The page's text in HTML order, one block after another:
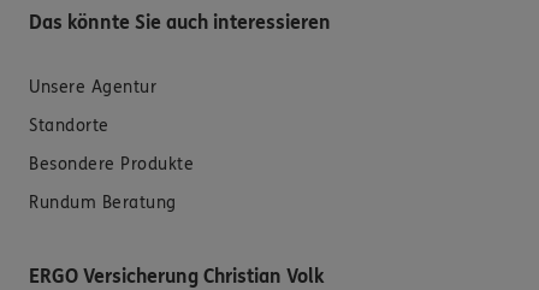
Das könnte Sie auch interessieren
Unsere Agentur
Standorte
Besondere Produkte
Rundum Beratung
ERGO Versicherung Christian Volk